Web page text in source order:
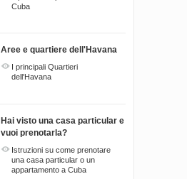
Cuba
Aree e quartiere dell'Havana
I principali Quartieri
dell'Havana
Hai visto una casa particular e
vuoi prenotarla?
Istruzioni su come prenotare
una casa particular o un
appartamento a Cuba